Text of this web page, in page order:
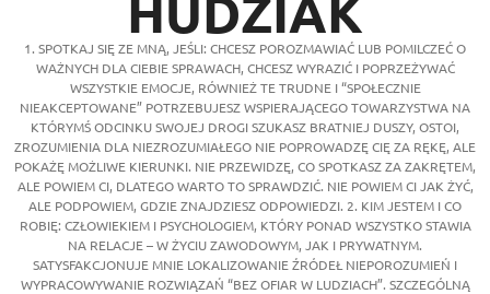
1. SPOTKAJ SIĘ ZE MNĄ, JEŚLI: CHCESZ POROZMAWIAĆ LUB POMILCZEĆ O
WAŻNYCH DLA CIEBIE SPRAWACH, CHCESZ WYRAZIĆ I POPRZEŻYWAĆ
WSZYSTKIE EMOCJE, RÓWNIEŻ TE TRUDNE I “SPOŁECZNIE
NIEAKCEPTOWANE” POTRZEBUJESZ WSPIERAJĄCEGO TOWARZYSTWA NA
KTÓRYMŚ ODCINKU SWOJEJ DROGI SZUKASZ BRATNIEJ DUSZY, OSTOI,
ZROZUMIENIA DLA NIEZROZUMIAŁEGO NIE POPROWADZĘ CIĘ ZA RĘKĘ, ALE
POKAŻĘ MOŻLIWE KIERUNKI. NIE PRZEWIDZĘ, CO SPOTKASZ ZA ZAKRĘTEM,
ALE POWIEM CI, DLATEGO WARTO TO SPRAWDZIĆ. NIE POWIEM CI JAK ŻYĆ,
ALE PODPOWIEM, GDZIE ZNAJDZIESZ ODPOWIEDZI. 2. KIM JESTEM I CO
ROBIĘ: CZŁOWIEKIEM I PSYCHOLOGIEM, KTÓRY PONAD WSZYSTKO STAWIA
NA RELACJE – W ŻYCIU ZAWODOWYM, JAK I PRYWATNYM.
SATYSFAKCJONUJE MNIE LOKALIZOWANIE ŹRÓDEŁ NIEPOROZUMIEŃ I
WYPRACOWYWANIE ROZWIĄZAŃ “BEZ OFIAR W LUDZIACH”. SZCZEGÓLNĄ